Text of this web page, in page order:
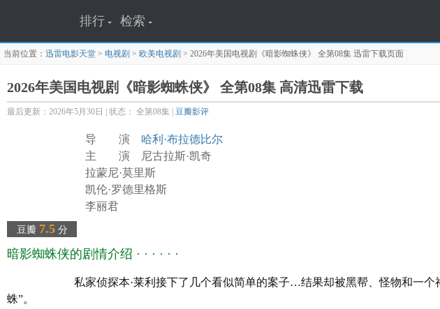
排行 检索
当前位置： 迅雷电影天堂 > 电视剧 > 欧美电视剧 > 2026年美国电视剧《暗影蜘蛛侠》 全第08集 迅雷下载页面
2026年美国电视剧《暗影蜘蛛侠》 全第08集 高清迅雷下载
最后更新：2026年5月30日 | 状态： 全第08集 | 豆瓣影评
豆瓣 7.5分
导 演 哈利·布拉德比尔
主 演 尼古拉斯·凯奇
拉蒙尼·莫里斯
凯伦·罗德里格斯
李丽君
杰克·休斯顿
迈克尔·卡斯洛夫
暗影蜘蛛侠的剧情介绍 · · · · · ·
私家侦探本·莱利接下了几个看似简单的案子…结果却被黑帮、怪物和一个神
蛛”。